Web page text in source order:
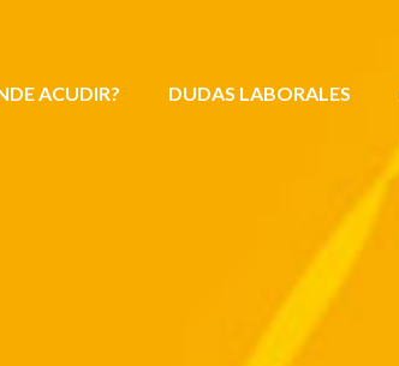
ACUDIR? DUDAS LABORALES